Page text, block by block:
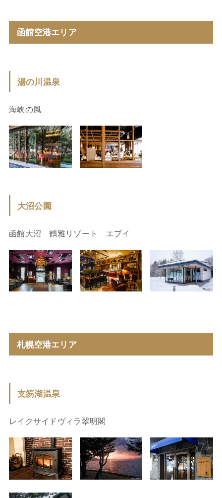
函館空港エリア
湯の川温泉
海峡の風
大沼公園
函館大沼 鶴雅リゾート エプイ
札幌空港エリア
支笏湖温泉
レイクサイドヴィラ翠明閣